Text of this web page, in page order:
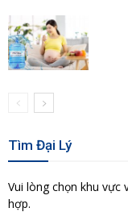
Tìm Đại Lý
Vui lòng chọn khu
hợp.